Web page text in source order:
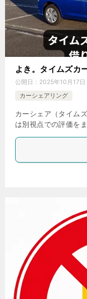
よき。タイムズカ
公開日： 2025年10月17日
カーシェアリング
カーシェア（タイム
は別視点での評価を